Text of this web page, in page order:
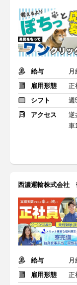
給与
雇用形態
正
シフト
週
アクセス
逆
車
西濃運輸株式会社
給与
雇用形態
正